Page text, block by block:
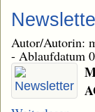
Autor/Autorin:
- Ablaufdatum